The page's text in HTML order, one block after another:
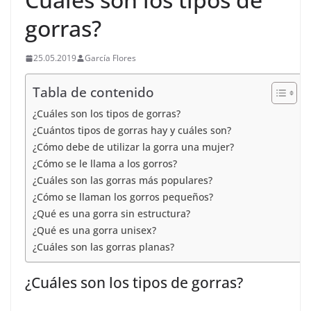
gorras?
25.05.2019 García Flores
Tabla de contenido
¿Cuáles son los tipos de gorras?
¿Cuántos tipos de gorras hay y cuáles son?
¿Cómo debe de utilizar la gorra una mujer?
¿Cómo se le llama a los gorros?
¿Cuáles son las gorras más populares?
¿Cómo se llaman los gorros pequeños?
¿Qué es una gorra sin estructura?
¿Qué es una gorra unisex?
¿Cuáles son las gorras planas?
¿Cuáles son los tipos de gorras?